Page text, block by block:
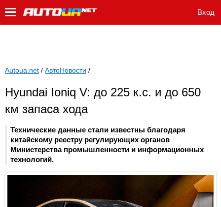
Вход
Autoua.net / АвтоНовости /
Hyundai Ioniq V: до 225 к.с. и до 650
км запаса хода
Технические данные стали известны благодаря
китайскому реестру регулирующих органов
Министерства промышленности и информационных
технологий.